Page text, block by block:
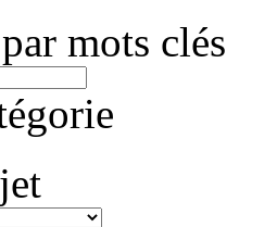
mots clés